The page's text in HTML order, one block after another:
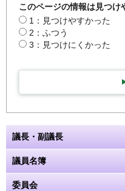
このページの情報は見つけ
1：見つけやすかった
2：ふつう
3：見つけにくかった
議長・副議長
議員名簿
委員会